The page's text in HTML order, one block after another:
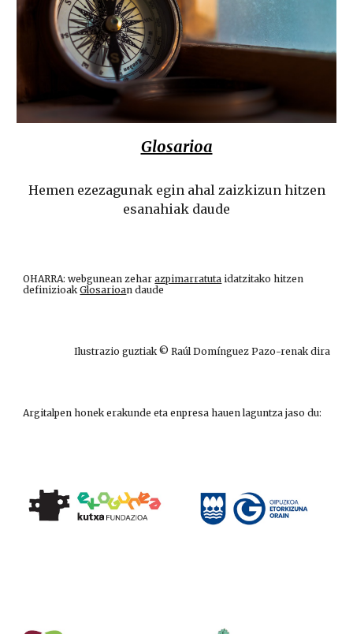
Glosarioa
Hemen ezezagunak egin ahal zaizkizun hitzen
esanahiak daude
OHARRA: webgunean zeharazpimarratuta idatzitako hitzen
definizioakGlosarioan daude
Ilustrazio guztiak © Raúl Domínguez Pazo-renak dira
Argitalpen honek erakunde eta enpresa hauen laguntza jaso du: